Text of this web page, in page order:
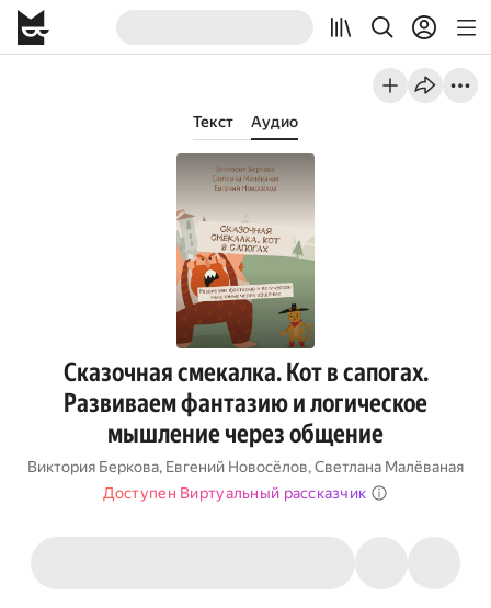
Текст Аудио
Сказочная смекалка. Кот в сапогах.
Развиваем фантазию и логическое
мышление через общение
Виктория Беркова, Евгений Новосёлов,Светлана Малёваная
Доступен Виртуальный рассказчик